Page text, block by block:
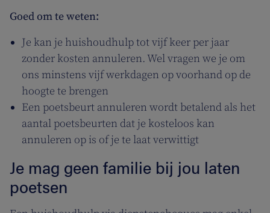
Goed om te weten:
Je kan je huishoudhulp tot vijf keer per jaar
zonder kosten annuleren. Wel vragen we je om
ons minstens vijf werkdagen op voorhand op de
hoogte te brengen
Een poetsbeurt annuleren wordt betalend als het
aantal poetsbeurten dat je kosteloos kan
annuleren op is of je te laat verwittigt
Je mag geen familie bij jou laten
poetsen